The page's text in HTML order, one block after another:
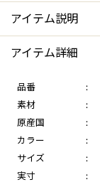
アイテム説明
アイテム詳細
品番 :
素材
:
原産国
:
カラー
:
サイズ
:
実寸
: